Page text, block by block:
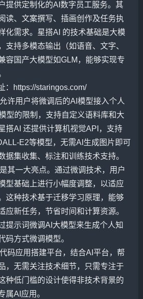
提供定制化的AI数字员工服务。其
读、文案撰写、插画创作及任务执
化需求。星搭AI 的技术基础是大模
支持多模态输出（如语音、文字、
容国产大模型如GLM，能够实现专
：https://staringos.com/
许用户将微调后的AI模型接入个人
型的限制，支持自定义语料库和大
搭AI 还提供计算机视觉API，支持
E2等模型，无需AI生成图片即可
据集收集、标注和训练技术支持。
其一大亮点。通过微调技术，用户
型基础上进行小幅度调整，以适应
这种技术基于迁移学习原理，能够
应新任务，节省时间和计算资源。
提示词微调AI大模型来生成个人知
码方式微调模型。
码应用搭建平台，结合AI平台，帮
，无需关注技术细节，只需专注于
种低门槛的设计使得非技术背景的
属AI应用。